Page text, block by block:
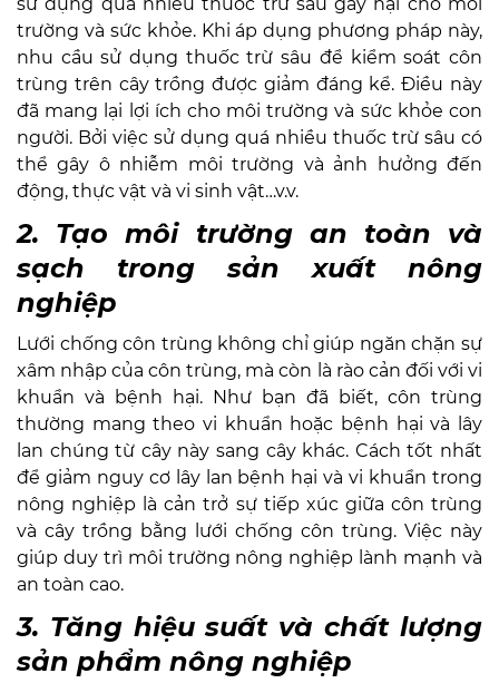
trường và sức khỏe. Khi áp dụng phương pháp này,
nhu cầu sử dụng thuốc trừ sâu để kiểm soát côn
trùng trên cây trồng được giảm đáng kể. Điều này
đã mang lại lợi ích cho môi trường và sức khỏe con
người. Bởi việc sử dụng quá nhiều thuốc trừ sâu có
thể gây ô nhiễm môi trường và ảnh hưởng đến
động, thực vật và vi sinh vật…v.v.
2. Tạo môi trường an toàn và
sạch trong sản xuất nông
nghiệp
Lưới chống côn trùng không chỉ giúp ngăn chặn sự
xâm nhập của côn trùng, mà còn là rào cản đối với vi
khuẩn và bệnh hại. Như bạn đã biết, côn trùng
thường mang theo vi khuẩn hoặc bệnh hại và lây
lan chúng từ cây này sang cây khác. Cách tốt nhất
để giảm nguy cơ lây lan bệnh hại và vi khuẩn trong
nông nghiệp là cản trở sự tiếp xúc giữa côn trùng
và cây trồng bằng lưới chống côn trùng. Việc này
giúp duy trì môi trường nông nghiệp lành mạnh và
an toàn cao.
3. Tăng hiệu suất và chất lượng
sản phẩm nông nghiệp